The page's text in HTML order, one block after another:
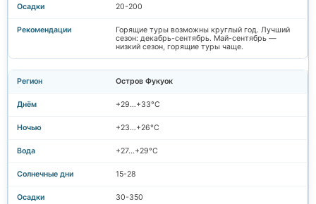
20-200
Горящие туры возможны круглый год. Лучший
сезон: декабрь-сентябрь. Май-сентябрь —
низкий сезон, горящие туры чаще.
Остров Фукуок
+29…+33°C
+23…+26°C
+27…+29°C
15-28
30-350